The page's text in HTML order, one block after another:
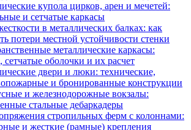
купола цирков, арен и мечетей:
и сетчатые каркасы
в металлических балках: как
потери местной устойчивости стенки
металлические каркасы:
сетчатые оболочки и их расчет
двери и люки: технические,
и бронированные конструкции
и железнодорожные вокзалы:
стальные дебаркадеры
стропильных ферм с колоннами:
и жесткие (рамные) крепления